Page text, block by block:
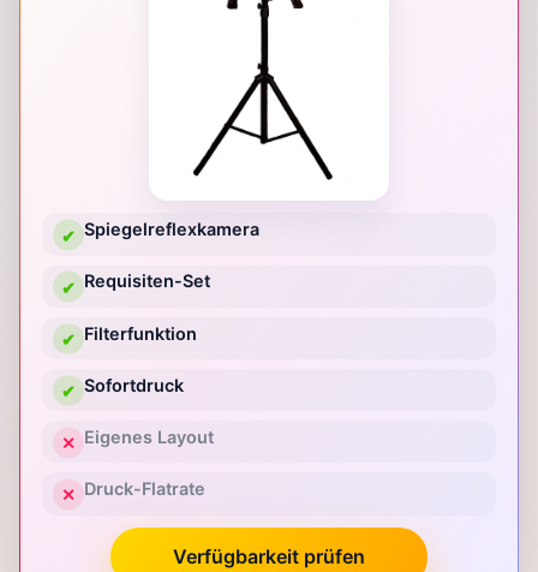
✔ Spiegelreflexkamera
✔ Requisiten-Set
✔ Filterfunktion
✔ Sofortdruck
✕ Eigenes Layout
✕ Druck-Flatrate
Verfügbarkeit prüfen